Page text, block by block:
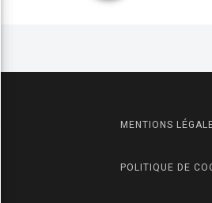
MENTIONS
POLITIQUE DE